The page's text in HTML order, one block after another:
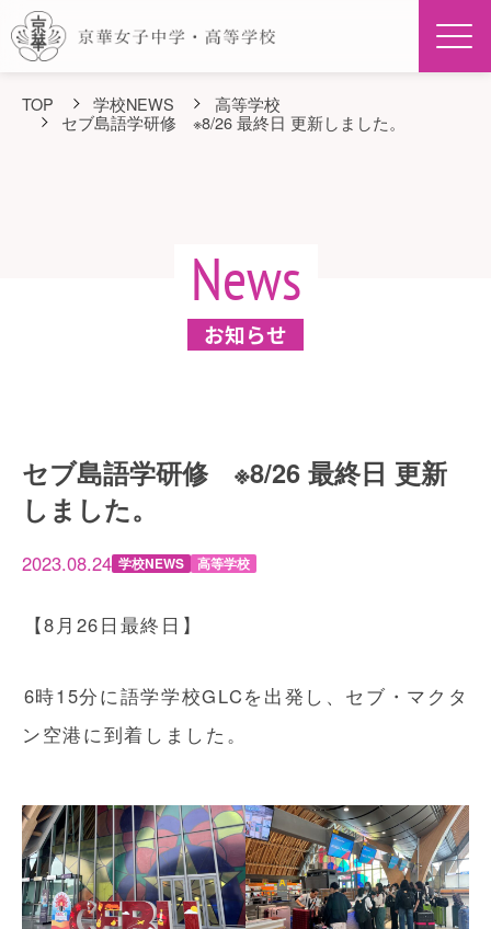
TOP 学校NEWS
高等学校
セブ島語学研修 ※8/26 最終日 更新しました。
News
お知らせ
セブ島語学研修 ※8/26 最終日 更新
しました。
2023.08.24 学校NEWS 高等学校
【8月26日最終日】
6時15分に語学学校GLCを出発し、セブ・マクタ
ン空港に到着しました。